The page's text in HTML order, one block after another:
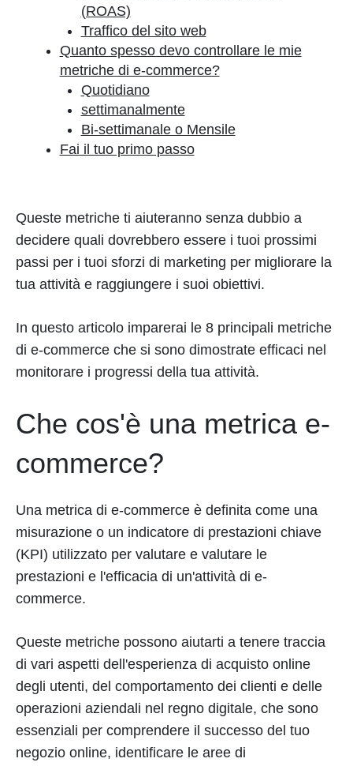
(ROAS)
Traffico del sito web
Quanto spesso devo controllare le mie
metriche di e-commerce?
Quotidiano
settimanalmente
Bi-settimanale o Mensile
Fai il tuo primo passo
Queste metriche ti aiuteranno senza dubbio a
decidere quali dovrebbero essere i tuoi prossimi
passi per i tuoi sforzi di marketing per migliorare la
tua attività e raggiungere i suoi obiettivi.
In questo articolo imparerai le 8 principali metriche
di e-commerce che si sono dimostrate efficaci nel
monitorare i progressi della tua attività.
Che cos'è una metrica e-
commerce?
Una metrica di e-commerce è definita come una
misurazione o un indicatore di prestazioni chiave
(KPI) utilizzato per valutare e valutare le
prestazioni e l'efficacia di un'attività di e-
commerce.
Queste metriche possono aiutarti a tenere traccia
di vari aspetti dell'esperienza di acquisto online
degli utenti, del comportamento dei clienti e delle
operazioni aziendali nel regno digitale, che sono
essenziali per comprendere il successo del tuo
negozio online, identificare le aree di